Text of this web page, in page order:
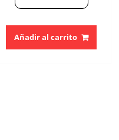
Añadir al carrito